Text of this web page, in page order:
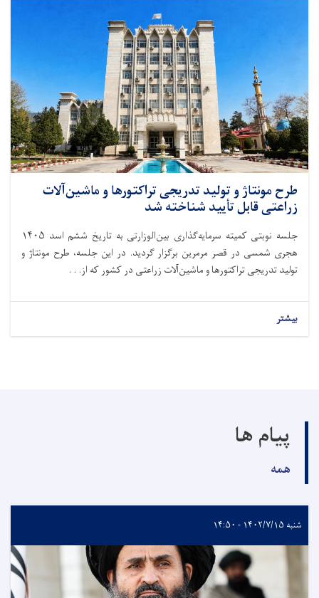
طرح مونتاژ و تولید تدریجی تراکتورها و ماشین‌آلات
زراعتی قابل تأیید شناخته شد
جلسه نوبتی کمیته سرمایه‌گذاری بین‌الوزارتی به تاریخ ششم اسد ۱۴۰۵
هجری شمسی در قصر مرمرین برگزار گردید. در این جلسه، طرح مونتاژ و
تولید تدریجی تراکتورها و ماشین‌آلات زراعتی در کشور که از. . .
بیشتر
پیام ها
همه
شنبه ۱۴۰۲/۷/۱۵ - ۱۴:۵۰